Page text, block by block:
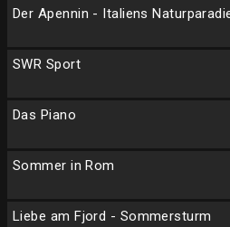
Der Apennin - Italiens
SWR Sport
Das Piano
Sommer in Rom
Liebe am Fjord - Sommersturm